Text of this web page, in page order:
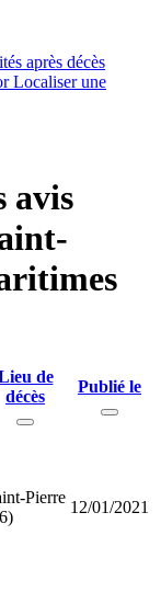
après décès
Localiser une
avis
de
décès
Publié le
Pierre
12/01/2021